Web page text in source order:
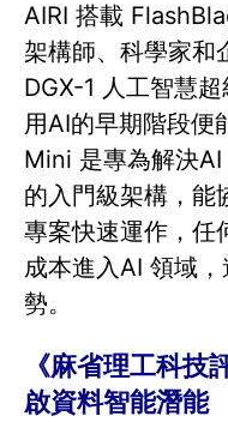
AIRI 搭載
架構師、科學家和
DGX-1 人工智慧
用AI的早期階段便
Mini 是專為解決
的入門級架構，能
專案快速運作，任
成本進入AI 領域
勢。
《麻省理工科技
啟資料智能潛能